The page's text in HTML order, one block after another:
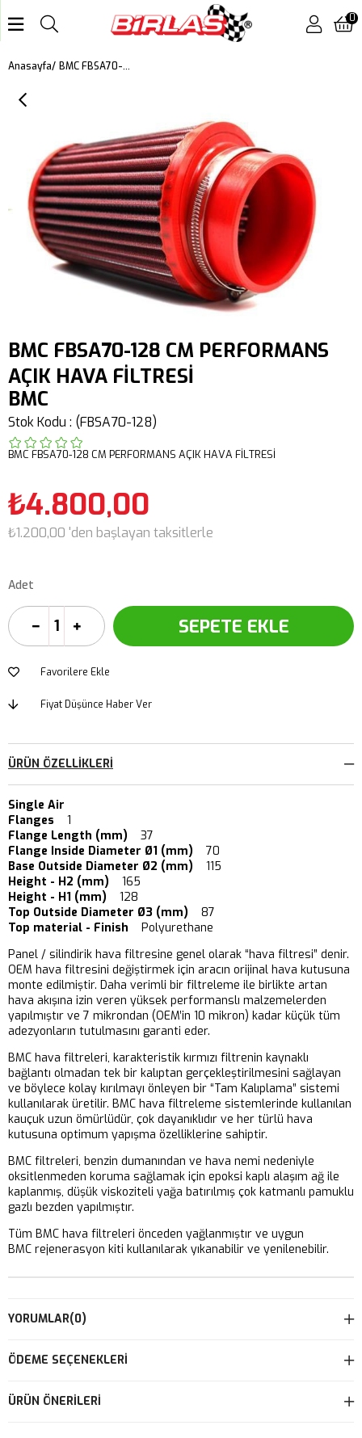
0
Anasayfa BMC FBSA70-128 CM PERFORMANS AÇIK HAVA FİLTRESİ
BMC FBSA70-128 CM PERFORMANS
AÇIK HAVA FİLTRESİ
BMC
Stok Kodu (FBSA70-128)
BMC FBSA70-128 CM PERFORMANS AÇIK HAVA FİLTRESİ
₺4.800,00
₺1.200,00 'den başlayan taksitlerle
Adet
Favorilere Ekle
Fiyat Düşünce Haber Ver
ÜRÜN ÖZELLIKLERI
Single Air
Flanges
1
Flange Length (mm) 37
Flange Inside Diameter Ø1 (mm) 70
Base Outside Diameter Ø2 (mm)
115
Height - H2 (mm) 165
Height - H1 (mm) 128
Top Outside Diameter Ø3 (mm)
87
Top material - Finish Polyurethane
Panel / silindirik hava filtresine genel olarak “hava filtresi” denir.
OEM hava filtresini değiştirmek için aracın orijinal hava kutusuna
monte edilmiştir. Daha verimli bir filtreleme ile birlikte artan
hava akışına izin veren yüksek performanslı malzemelerden
yapılmıştır ve 7 mikrondan (OEM’in 10 mikron) kadar küçük tüm
adezyonların tutulmasını garanti eder.
BMC hava filtreleri, karakteristik kırmızı filtrenin kaynaklı
bağlantı olmadan tek bir kalıptan gerçekleştirilmesini sağlayan
ve böylece kolay kırılmayı önleyen bir “Tam Kalıplama” sistemi
kullanılarak üretilir. BMC hava filtreleme sistemlerinde kullanılan
kauçuk uzun ömürlüdür, çok dayanıklıdır ve her türlü hava
kutusuna optimum yapışma özelliklerine sahiptir.
BMC filtreleri, benzin dumanından ve hava nemi nedeniyle
oksitlenmeden koruma sağlamak için epoksi kaplı alaşım ağ ile
kaplanmış, düşük viskoziteli yağa batırılmış çok katmanlı pamuklu
gazlı bezden yapılmıştır.
Tüm BMC hava filtreleri önceden yağlanmıştır ve uygun
BMC rejenerasyon kiti kullanılarak yıkanabilir ve yenilenebilir.
YORUMLAR(0)
ÖDEME SEÇENEKLERI
ÜRÜN ÖNERILERI